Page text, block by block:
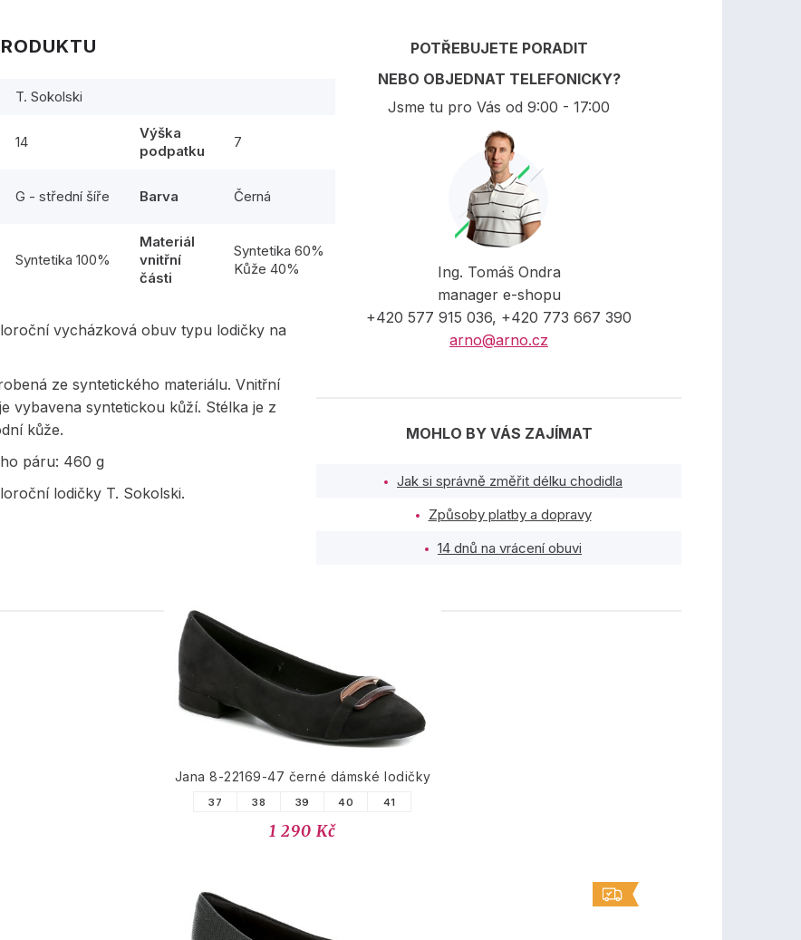
T. Sokolski
14
Výška
podpatku
7
G - střední šíře Barva Černá
Syntetika 100%
Materiál
vnitřní
části
Syntetika 60%
Kůže 40%
vycházková obuv typu lodičky na
ze syntetického materiálu. Vnitřní
vybavena syntetickou kůží. Stélka je z
kůže.
páru: 460 g
lodičky T. Sokolski.
POTŘEBUJETE PORADIT
NEBO OBJEDNAT TELEFONICKY?
Jsme tu pro Vás od 9:00 - 17:00
Ing. Tomáš Ondra
manager e-shopu
+420 577 915 036, +420 773 667 390
arno@arno.cz
MOHLO BY VÁS ZAJÍMAT
Jak si správně změřit délku chodidla
Způsoby platby a dopravy
14 dnů na vrácení obuvi
PODOBNÉ PRODUKTY
Jana 8-22169-47 černé dámské lodičky
37 38 39 40 41
1 290 Kč